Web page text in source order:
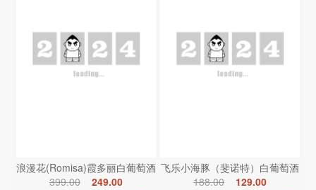
浪漫花(Romisa)霞多丽白葡萄酒
399.00
249.00
飞乐小海豚（斐诺特）白葡萄酒
188.00
129.00